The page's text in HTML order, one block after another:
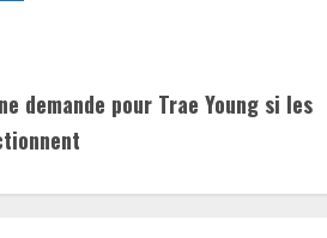
demande pour Trae Young si les